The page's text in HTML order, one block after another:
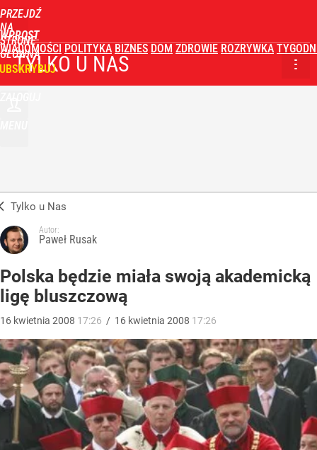
PRZEJDŹ
NA
STRONĘ
GŁÓWNĄ
WPROST
WIADOMOŚCI POLITYKA BIZNES DOM ZDROWIE ROZRYWKA
TYLKO U NAS
Tylko u Nas
Autor:
Paweł Rusak
Polska będzie miała swoją akademicką
ligę bluszczową
16 kwietnia 2008 17:26 / 16 kwietnia 2008 17:26